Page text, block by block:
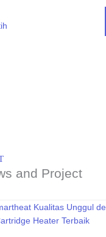
and Project